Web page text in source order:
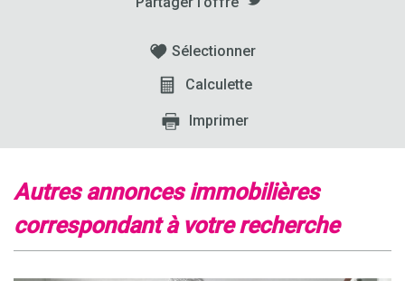
Sélectionner
Calculette
Imprimer
autres annonces immobilières
correspondant à votre recherche